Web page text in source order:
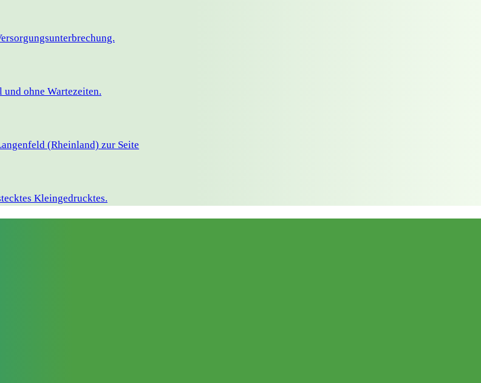
ohne Wartezeiten.
(Rheinland) zur Seite
Kleingedrucktes.